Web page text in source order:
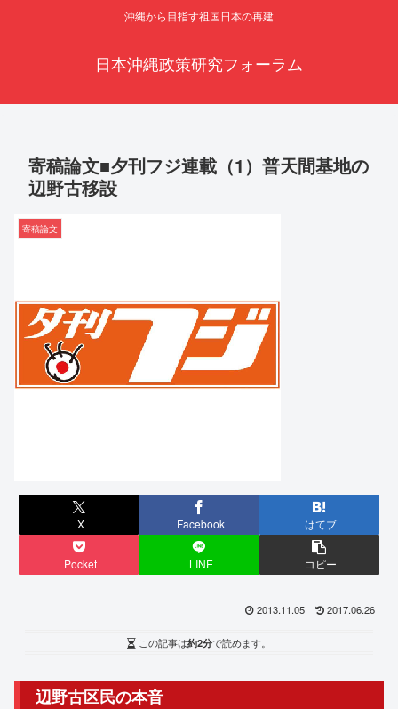
沖縄から目指す祖国日本の再建
日本沖縄政策研究フォーラム
寄稿論文■夕刊フジ連載（1）普天間基地の
辺野古移設
寄稿論文
X Facebook はてブ
Pocket LINE コピー
2013.11.05 2017.06.26
この記事は約2分で読めます。
辺野古区民の本音